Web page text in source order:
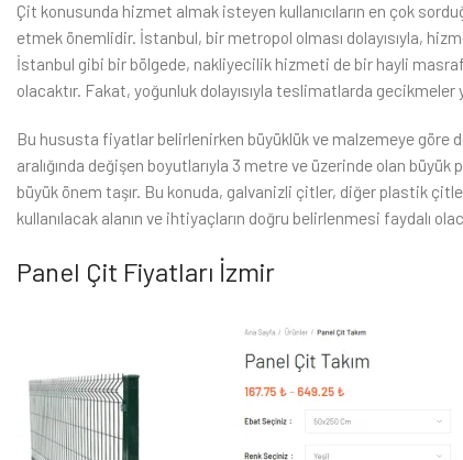
Çit konusunda hizmet almak isteyen kullanıcıların en çok
etmek önemlidir. İstanbul, bir metropol olması dolayısıyla,
İstanbul gibi bir bölgede, nakliyecilik hizmeti de bir hayli
olacaktır. Fakat, yoğunluk dolayısıyla teslimatlarda
Bu hususta fiyatlar belirlenirken büyüklük ve malzemeye göre
aralığında değişen boyutlarıyla 3 metre ve üzerinde olan büyük
büyük önem taşır. Bu konuda, galvanizli çitler, diğer plastik
kullanılacak alanın ve ihtiyaçların doğru belirlenmesi faydalı
Panel Çit Fiyatları İzmir